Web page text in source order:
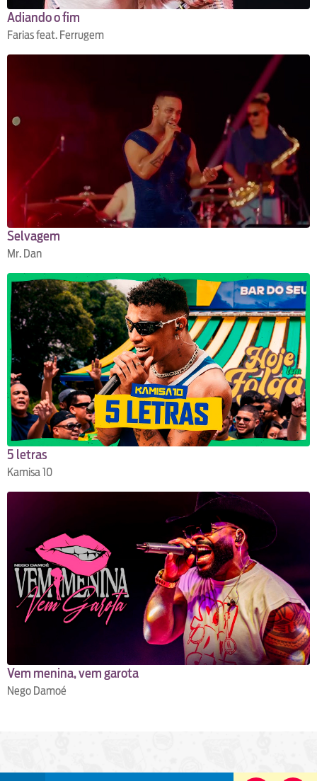
Adiando o fim
Farias feat. Ferrugem
Selvagem
Mr. Dan
5 letras
Kamisa 10
Vem menina, vem garota
Nego Damoé